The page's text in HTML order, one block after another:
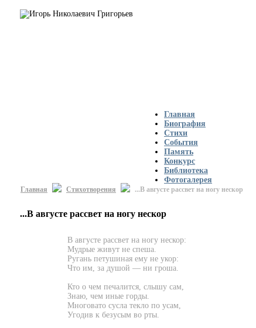
Главная
Биография
Стихи
События
Память
Конкурс
Библиотека
Фотогалерея
Главная Стихотворения ...В августе рассвет на ногу нескор
...В августе рассвет на ногу нескор
В августе рассвет на ногу нескор:
Мудрые живут не спеша.
Ругань петушиная ему не укор:
Что им, за душой — ни гроша.
Кто о чем печалится, слышу сам,
Знаю, чем иные горды.
Многовато сусла текло по усам,
Угодив к безусым во рты.